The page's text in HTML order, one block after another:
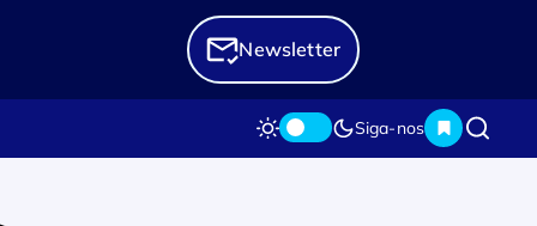
Newsletter
Siga-nos